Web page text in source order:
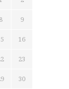
8 9
16
23
30